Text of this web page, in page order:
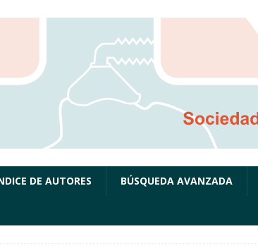
DE AUTORES BÚSQUEDA AVANZADA